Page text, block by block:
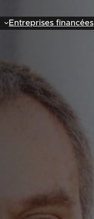
Entreprises financées